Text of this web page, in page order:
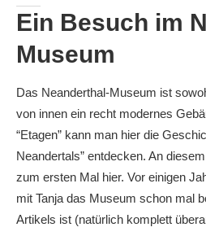
Ein Besuch im
Museum
Das Neanderthal-Museum ist
von innen ein recht modernes
“Etagen” kann man hier die
Neandertals” entdecken. An
zum ersten Mal hier. Vor einigen
mit Tanja das Museum schon mal
Artikels ist (natürlich komplett